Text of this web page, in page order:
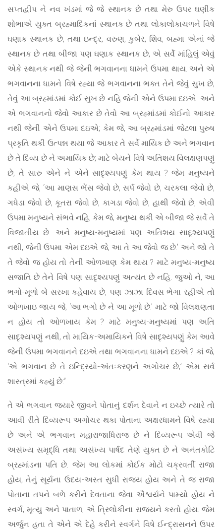
સપ્તદ્વીપ ને નવ ખંડમાં જે જે સ્થાનક છે તથા મેરુ ઉપર ઘણીક
શોભાએ યુક્ત બ્રહ્માદિકનાં સ્થાનક છે તથા લોકાલોકાચળને વિષે
ઘણાક સ્થાનક છે, તથા ઇન્દ્ર, વરુણ, કુબેર, શિવ, બહ્મા એનાં જે
સ્થાનક છે તથા બીજા પણ ઘણાક સ્થાનક છે, એ સર્વે માંહિલું એવું
એકે સ્થાનક નથી જે જેની ભગવાનના ધામને ઉપમા થાય. અને એ
ભગવાનના ધામને વિષે રહ્યા જે ભગવાનના ભક્ત તેને જેવું સુખ છે,
તેવું આ બ્રહ્માંડમાં કોઈ સુખ છે નહિ જેની એને ઉપમા દઇએ. અને
એ ભગવાનનો જેવો આકાર છે તેવો આ બ્રહ્માંડમાં કોઈનો આકાર
નથી જેની એને ઉપમા દઇએ; કેમ જે, આ બ્રહ્માંડમાં જેટલા પુરુષ
પ્રકૃતિ થકી ઉત્પન્ન થયા જે આકાર તે સર્વે માયિક છે અને ભગવાન
છે તે દિવ્ય છે ને અમાયિક છે; માટે બેયને વિષે અતિશય વિલક્ષણપણું
છે, તે સારુ એને ને એને સાદૃશ્યપણું કેમ થાય ? જેમ મનુષ્યને
કહીએ જે, ‘આ માણસ ભેંસ જેવો છે, સર્પ જેવો છે, ચરકલા જેવો છે,
ગધેડા જેવો છે, કૂતરા જેવો છે, કાગડા જેવો છે, હાથી જેવો છે, એવી
ઉપમા મનુષ્યને સંભવે નહિ; કેમ જે, મનુષ્ય થકી એ બીજા જે સર્વે તે
વિજાતીય છે. અને મનુષ્ય-મનુષ્યમાં પણ અતિશય સાદૃશ્યપણું
નથી, જેની ઉપમા એમ દઇએ જે, આ તે આ જેવો જ છે.’ અને જો તે
તે જેવો જ હોય તો તેની ઓળખાણ કેમ થાય ? માટે મનુષ્ય-મનુષ્ય
સજાતિ છે તેને વિષે પણ સાદૃશ્યપણું અત્યંત છે નહિ. જુઓ ને, આ
ભગો-મૂળો બે સરખા કહેવાય છે, પણ ઝાઝા દિવસ ભેગા રહીએ તો
ઓળખાઇ જાય જે, ‘આ ભગો છે ને આ મૂળો છે.’ માટે જો વિલક્ષણતા
ન હોય તો ઓળખાય કેમ ? માટે મનુષ્ય-મનુષ્યમાં પણ અતિ
સાદૃશ્યપણું નથી, તો માયિક-અમાયિકને વિષે સાદૃશ્યપણું કેમ આવે
જેની ઉપમા ભગવાનને દઇએ તથા ભગવાનના ધામને દઇએ ? કાં જે,
‘એ ભગવાન છે તે ઇન્દ્રિયો-અંતઃકરણને અગોચર છે;’ એમ સર્વ
શાસ્ત્રમાં કહ્યું છે.”
તે એ ભગવાન જ્યારે જીવને પોતાનું દર્શન દેવાને ન ઇચ્છે ત્યારે તો
આવી રીતે દિવ્યરૂપ અગોચર થકા પોતાના અક્ષરધામને વિષે રહ્યા
છે અને એ ભગવાન મહારાજાધિરાજ છે ને દિવ્યરૂપ એવી જે
અસંખ્ય સમૃદ્ધિ તથા અસંખ્ય પાર્ષદ તેણે યુક્ત છે ને અનંતકોટિ
બ્રહ્માંડના પતિ છે. જેમ આ લોકમાં કોઈક મોટો ચક્રવર્તી રાજા
હોય, તેનું સૂર્યના ઉદય-અસ્ત સુધી રાજ્ય હોય અને તે જ રાજા
પોતાના તપને બળે કરીને દેવતાના જેવા ઐશ્વર્યને પામ્યો હોય ને
સ્વર્ગ, મૃત્યુ અને પાતાળ; એ ત્રિલોકીના રાજ્યને કરતો હોય. જેમ
અર્જુન હતા તે એને એ દેહે કરીને સ્વર્ગને વિષે ઈન્દ્રાસનને ઉપર